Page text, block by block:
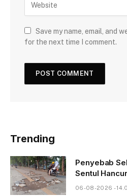
Save my name, email, and
for the next time I comment.
Trending
Penyebab
Sentul
06-08-2026 -